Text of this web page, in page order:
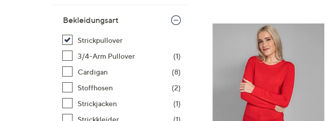
rechts,
Bekleidungsart
Strickpullover
3/4-Arm Pullover
(1)
Cardigan
(8)
Stoffhosen
(2)
Strickjacken
(1)
Strickkleider
(1)